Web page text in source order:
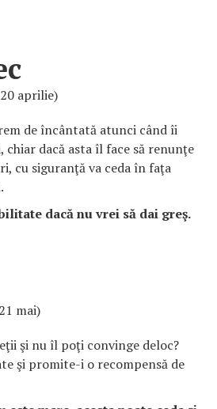
aprilie)
de încântată atunci când îi
chiar dacă asta îl face să renunţe
cu siguranţă va ceda în faţa
dacă nu vrei să dai greş.
mai)
şi nu îl poţi convinge deloc?
şi promite-i o recompensă de